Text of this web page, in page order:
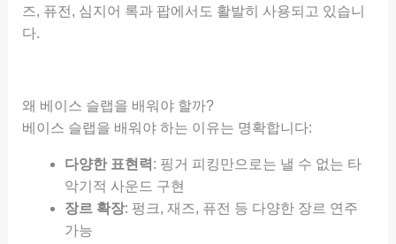
즈, 퓨전, 심지어 록과 팝에서도 활발히 사용되고 있습니
다.
왜 베이스 슬랩을 배워야 할까?
베이스 슬랩을 배워야 하는 이유는 명확합니다:
다양한 표현력 : 핑거 피킹만으로는 낼 수 없는 타
악기적 사운드 구현
장르 확장: 펑크, 재즈, 퓨전 등 다양한 장르 연주
가능